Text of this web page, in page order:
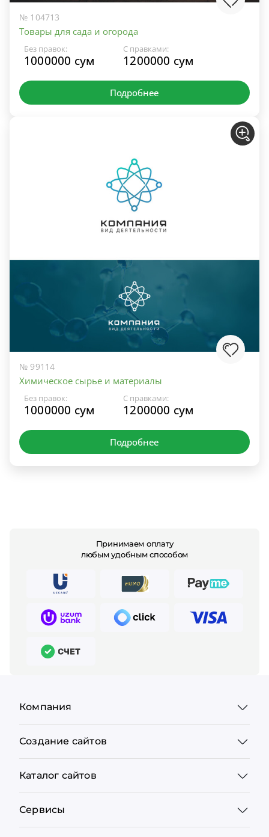
№ 104713
Товары для сада и огорода
Без правок:
1000000 сум
С правками:
1200000 сум
Подробнее
№ 99114
Химическое сырье и материалы
Без правок:
1000000 сум
С правками:
1200000 сум
Подробнее
Принимаем оплату
любым удобным способом
Компания
Создание сайтов
Каталог сайтов
Сервисы